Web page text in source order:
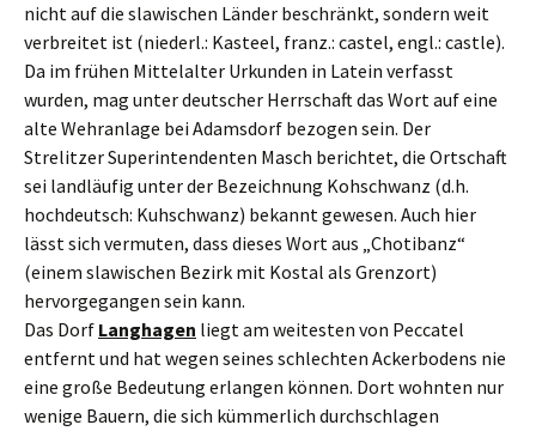
nicht auf die slawischen Länder beschränkt, sondern weit
verbreitet ist (niederl.: Kasteel, franz.: castel, engl.: castle).
Da im frühen Mittelalter Urkunden in Latein verfasst
wurden, mag unter deutscher Herrschaft das Wort auf eine
alte Wehranlage bei Adamsdorf bezogen sein. Der
Strelitzer Superintendenten Masch berichtet, die Ortschaft
sei landläufig unter der Bezeichnung Kohschwanz (d.h.
hochdeutsch: Kuhschwanz) bekannt gewesen. Auch hier
lässt sich vermuten, dass dieses Wort aus „Chotibanz“
(einem slawischen Bezirk mit Kostal als Grenzort)
hervorgegangen sein kann.
Das Dorf Langhagen liegt am weitesten von Peccatel
entfernt und hat wegen seines schlechten Ackerbodens nie
eine große Bedeutung erlangen können. Dort wohnten nur
wenige Bauern, die sich kümmerlich durchschlagen